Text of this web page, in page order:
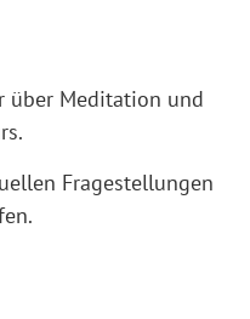
über Meditation und
Fragestellungen